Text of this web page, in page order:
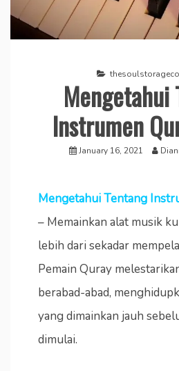
Mengetahui
Instrumen
January 16, 2021
Mengetahui Tentang
– Memainkan alat musik
lebih dari sekadar
Pemain Quray
berabad-abad,
yang dimainkan jauh
dimulai.